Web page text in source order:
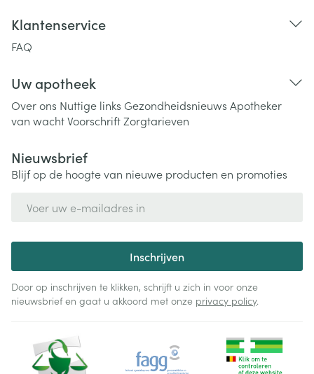
Klantenservice
FAQ
Uw apotheek
Over ons Nuttige links Gezondheidsnieuws Apotheker
van wachtVoorschriftZorgtarieven
Nieuwsbrief
Blijf op de hoogte van nieuwe producten en promoties
Inschrijven
Door op inschrijven te klikken, schrijft u zich in voor onze
nieuwsbrief en gaat u akkoord met onze privacy policy.